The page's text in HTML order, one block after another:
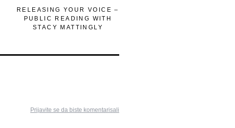
RELEASING YOUR VOICE –
PUBLIC READING WITH
STACY MATTINGLY
Prijavite se da biste komentarisali